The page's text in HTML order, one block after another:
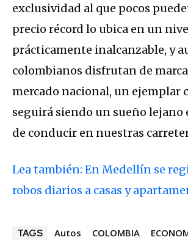
exclusividad al que pocos
precio récord lo ubica en un
prácticamente inalcanzable, y
colombianos disfrutan de
mercado nacional, un ejemplar
seguirá siendo un sueño lejano
de conducir en nuestras
Lea también: En Medellín se
robos diarios a casas y
TAGS Autos COLOMBIA